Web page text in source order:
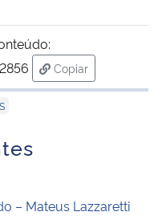
Copiar
para área de
– Mateus Lazzaretti